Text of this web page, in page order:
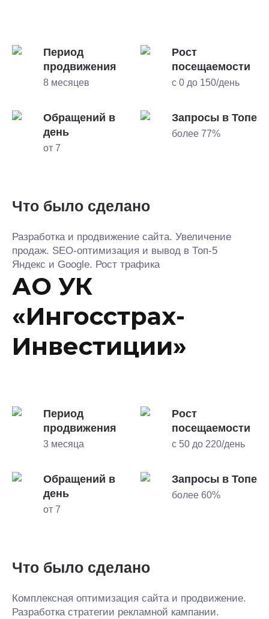
Период
продвижения
8 месяцев
Рост
посещаемости
с 0 до 150/день
Обращений в
день
от 7
Запросы в Топе
более 77%
Что было сделано
Разработка и продвижение сайта. Увеличение
продаж. SEO-оптимизация и вывод в Топ-5
Яндекс и Google. Рост трафика
АО УК
«Ингосстрах-
Инвестиции»
Период
продвижения
3 месяца
Рост
посещаемости
с 50 до 220/день
Обращений в
день
от 7
Запросы в Топе
более 60%
Что было сделано
Комплексная оптимизация сайта и продвижение.
Разработка стратегии рекламной кампании.